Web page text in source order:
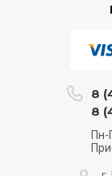
8
8
Пн-